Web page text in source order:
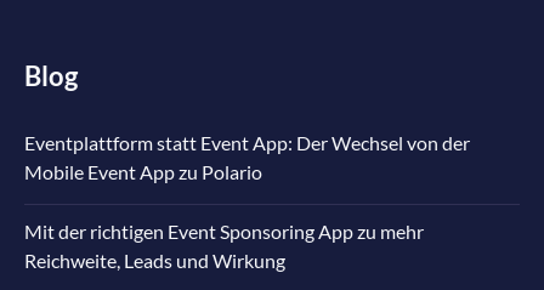
Blog
Eventplattform statt Event App: Der Wechsel von der
Mobile Event App zu Polario
Mit der richtigen Event Sponsoring App zu mehr
Reichweite, Leads und Wirkung